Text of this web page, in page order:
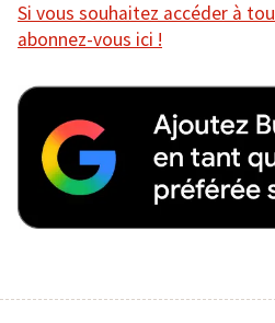
Si vous souhaitez accéder à
abonnez-vous ici !